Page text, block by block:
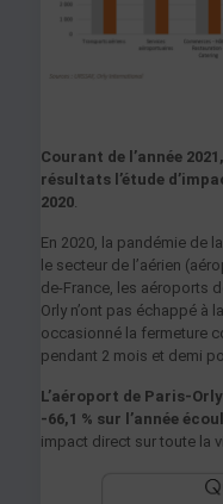
Courant de l’année
résultats l’étude
2020.
En 2020, la pandémie de
le secteur de l’aérien
de-France, les aéroports
Orly n’ont pas échappé à
occasionné la fermeture
pendant 2 mois et demi
L’aéroport de Paris-
-66,1 % sur l’année
impact direct sur toute la